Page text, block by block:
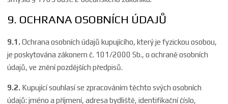
9. OCHRANA OSOBNÍCH ÚDAJŮ
9.1.Ochrana osobních údajů kupujícího, který je fyzickou osobou,
je poskytována zákonem č. 101/2000 Sb., o ochraně osobních
údajů, ve znění pozdějších předpisů.
9.2. Kupující souhlasí se zpracováním těchto svých osobních
údajů: jméno a příjmení, adresa bydliště, identifikační číslo,